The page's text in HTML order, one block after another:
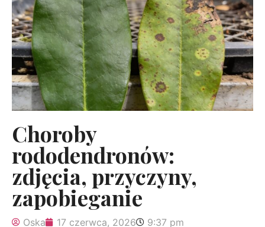
Choroby
rododendronów:
zdjęcia, przyczyny,
zapobieganie
Oska 17 czerwca, 2026 9:37 pm